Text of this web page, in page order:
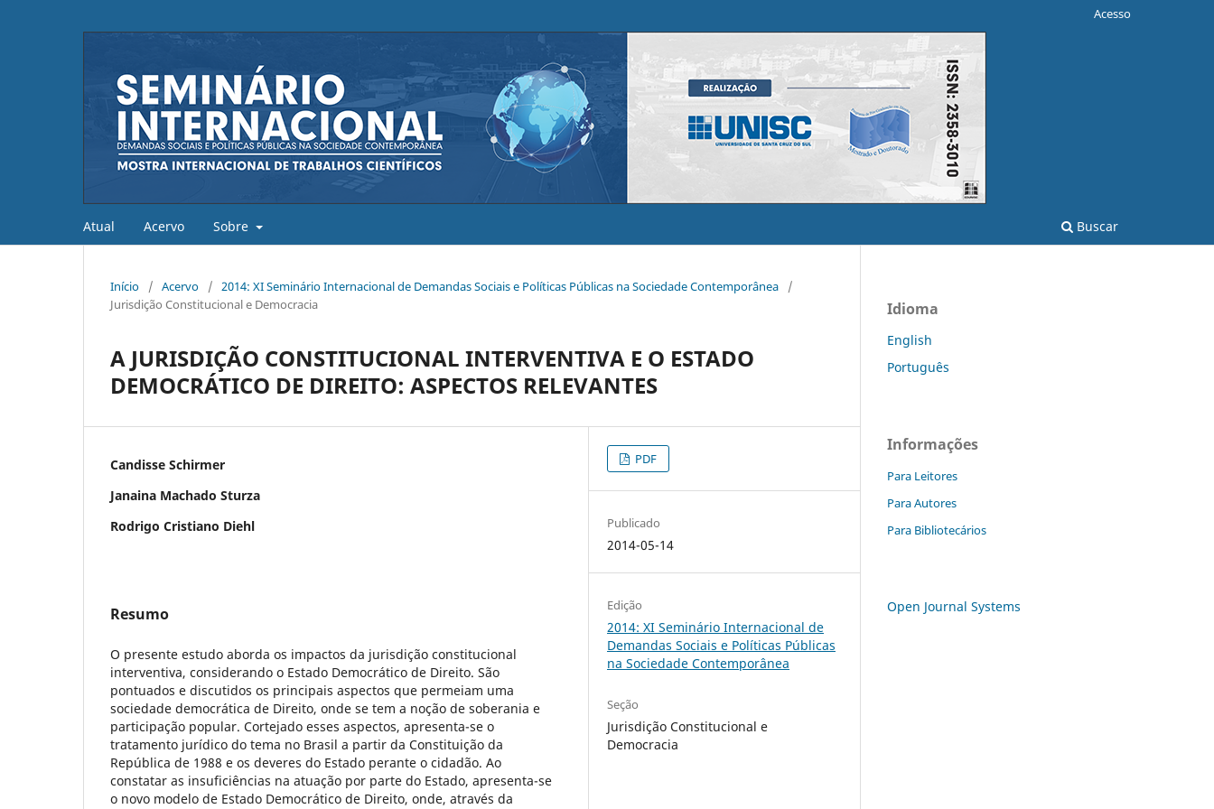
Atual Acervo Sobre Buscar
Acesso
Início / Acervo / 2014: XI Seminário Internacional de Demandas Sociais e Políticas Públicas na Sociedade Contemporânea
/
Jurisdição Constitucional e Democracia
A JURISDIÇÃO CONSTITUCIONAL INTERVENTIVA E O ESTADO
DEMOCRÁTICO DE DIREITO: ASPECTOS RELEVANTES
Candisse Schirmer
Janaina Machado Sturza
Rodrigo Cristiano Diehl
Resumo
O presente estudo aborda os impactos da jurisdição constitucional
interventiva, considerando o Estado Democrático de Direito. São
pontuados e discutidos os principais aspectos que permeiam uma
sociedade democrática de Direito, onde se tem a noção de soberania e
participação popular. Cortejado esses aspectos, apresenta-se o
tratamento jurídico do tema no Brasil a partir da Constituição da
República de 1988 e os deveres do Estado perante o cidadão. Ao
constatar as insuficiências na atuação por parte do Estado, apresenta-se
o novo modelo de Estado Democrático de Direito, onde, através da
PDF
Publicado
2014-05-14
Edição
2014: XI Seminário Internacional de
Demandas Sociais e Políticas Públicas
na Sociedade Contemporânea
Seção
Jurisdição Constitucional e
Democracia
Idioma
English
Português
Informações
Para Leitores
Para Autores
Para Bibliotecários
Open Journal Systems